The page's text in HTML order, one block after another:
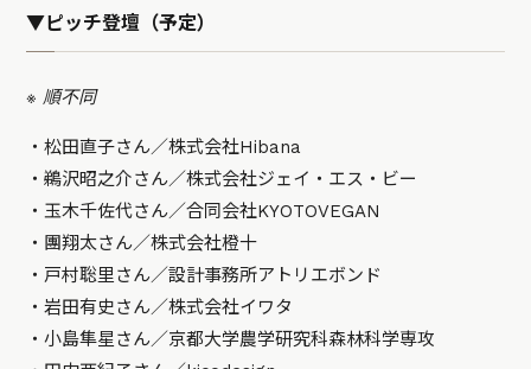
▼ピッチ登壇（予定）
※ 順不同
・松田直子さん／株式会社Hibana
・鵜沢昭之介さん／株式会社ジェイ・エス・ビー
・玉木千佐代さん／合同会社KYOTOVEGAN
・團翔太さん／株式会社橙十
・戸村聡里さん／設計事務所アトリエボンド
・岩田有史さん／株式会社イワタ
・小島隼星さん／京都大学農学研究科森林科学専攻